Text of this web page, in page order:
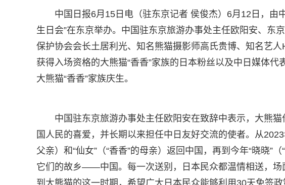
中国日报6月15日电（驻东京记者 侯俊杰）6月12日，由
生日会”在东京举办。中国驻东京旅游办事处主任欧阳安、东
保护协会会长土居利光、知名熊猫摄影师高氏贵博、知名艺
获得入场资格的大熊猫“香香”家族的日本粉丝以及中日媒体
大熊猫“香香”家族庆生。
中国驻东京旅游办事处主任欧阳安在致辞中表示，大熊
国人民的喜爱，并长期以来担任中日友好交流的使者。从2023
父亲）和“仙女”（“香香”的母亲）返回中国，再到今年“晓晓”
它们的故乡——中国。每一次送别，日本民众都温情相送，场
到大熊猫的这一时期，希望广大日本民众能够利用30天免签